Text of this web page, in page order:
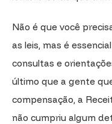
Não é que você
as leis, mas é
consultas e
último que a gente
compensação, a
não cumpriu algum